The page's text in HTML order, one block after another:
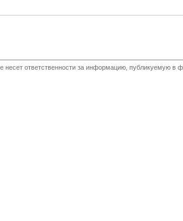
несет ответственности за информацию, публикуемую